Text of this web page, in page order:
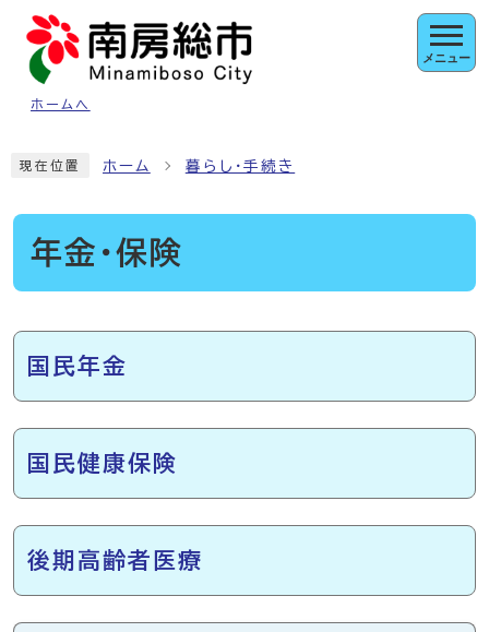
ページの先頭です
ホームへ
メニュー
現在位置 ホーム 暮らし・手続き
年金・保険
メインメニュー
国民年金
国民健康保険
後期高齢者医療